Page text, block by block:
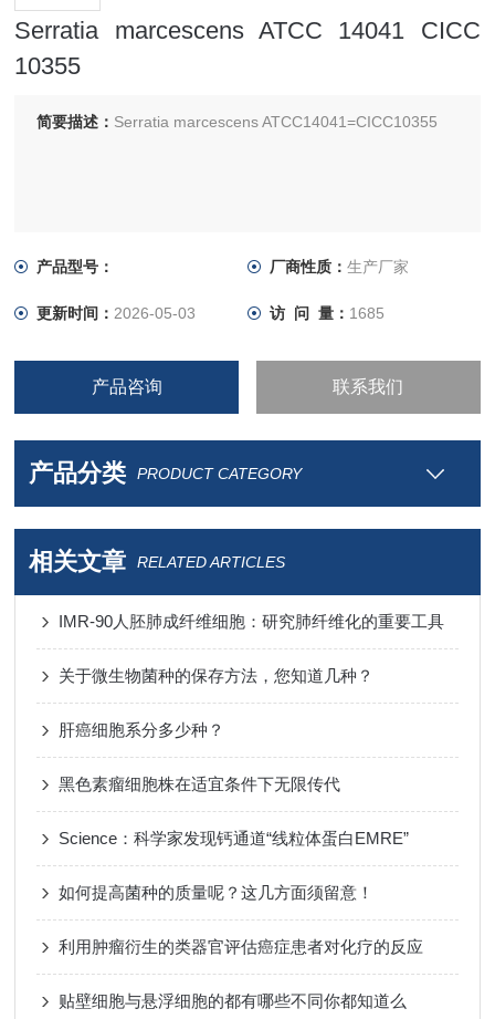
Serratia marcescens ATCC 14041 CICC
10355
简要描述： Serratia marcescens ATCC14041=CICC10355
产品型号： 厂商性质： 生产厂家
更新时间： 2026-05-03 访 问 量： 1685
产品咨询 联系我们
产品分类 PRODUCT CATEGORY
相关文章 RELATED ARTICLES
IMR-90人胚肺成纤维细胞：研究肺纤维化的重要工具
关于微生物菌种的保存方法，您知道几种？
肝癌细胞系分多少种？
黑色素瘤细胞株在适宜条件下无限传代
Science：科学家发现钙通道“线粒体蛋白EMRE”
如何提高菌种的质量呢？这几方面须留意！
利用肿瘤衍生的类器官评估癌症患者对化疗的反应
贴壁细胞与悬浮细胞的都有哪些不同你都知道么